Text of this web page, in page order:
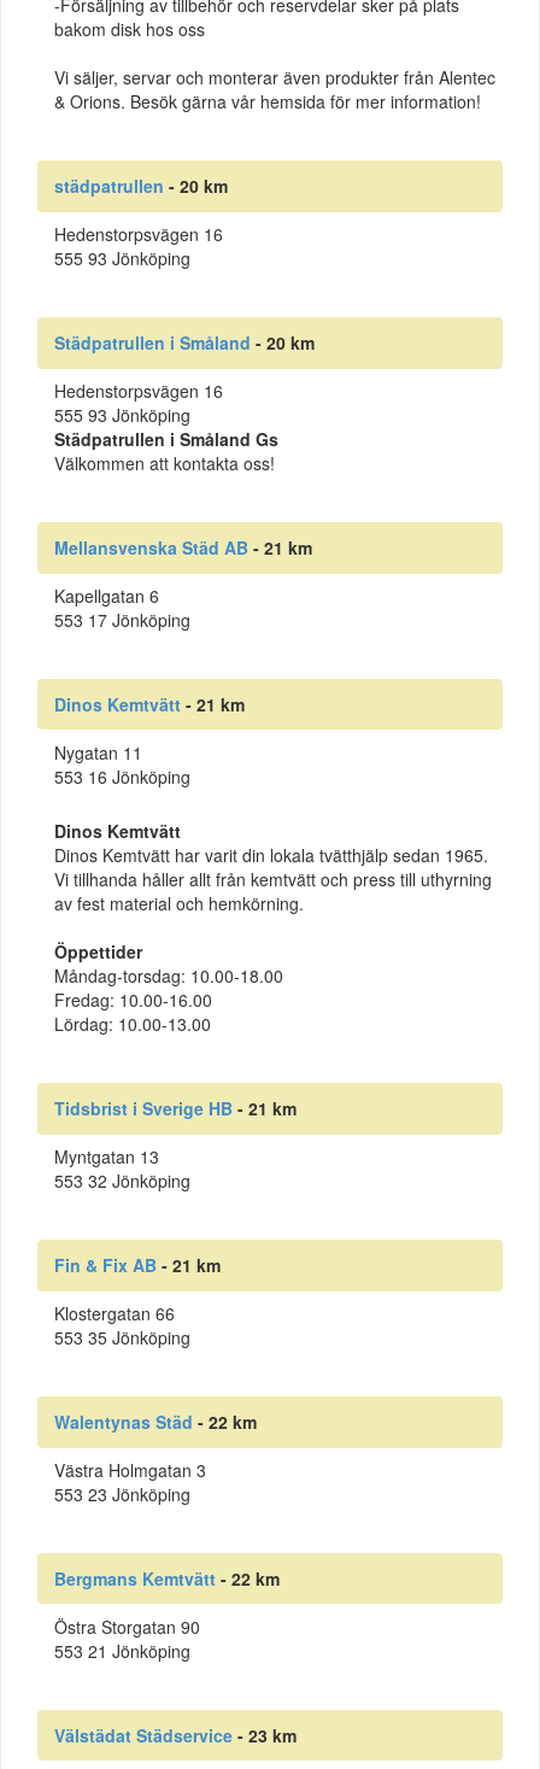
-Försäljning av tillbehör och reservdelar sker på plats
bakom disk hos oss
Vi säljer, servar och monterar även produkter från Alentec
& Orions. Besök gärna vår hemsida för mer information!
städpatrullen - 20 km
Hedenstorpsvägen 16
555 93 Jönköping
Städpatrullen i Småland - 20 km
Hedenstorpsvägen 16
555 93 Jönköping
Städpatrullen i Småland Gs
Välkommen att kontakta oss!
Mellansvenska Städ AB - 21 km
Kapellgatan 6
553 17 Jönköping
Dinos Kemtvätt - 21 km
Nygatan 11
553 16 Jönköping
Dinos Kemtvätt
Dinos Kemtvätt har varit din lokala tvätthjälp sedan 1965.
Vi tillhanda håller allt från kemtvätt och press till uthyrning
av fest material och hemkörning.
Öppettider
Måndag-torsdag: 10.00-18.00
Fredag: 10.00-16.00
Lördag: 10.00-13.00
Tidsbrist i Sverige HB - 21 km
Myntgatan 13
553 32 Jönköping
Fin & Fix AB - 21 km
Klostergatan 66
553 35 Jönköping
Walentynas Städ - 22 km
Västra Holmgatan 3
553 23 Jönköping
Bergmans Kemtvätt - 22 km
Östra Storgatan 90
553 21 Jönköping
Välstädat Städservice - 23 km